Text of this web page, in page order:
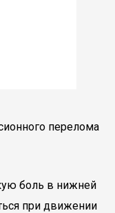
перелома
боль в нижней
при движении